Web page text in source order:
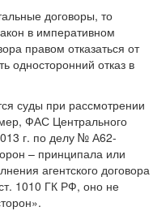
договоры, то
в императивном
правом отказаться от
односторонний отказ в
суды при рассмотрении
ФАС Центрального
г. по делу № А62-
– принципала или
агентского договора
1010 ГК РФ, оно не